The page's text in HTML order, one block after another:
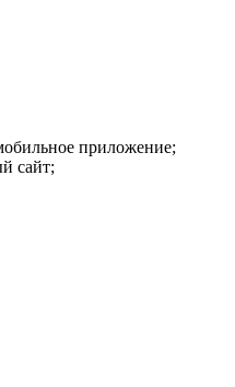
приложение;
сайт;